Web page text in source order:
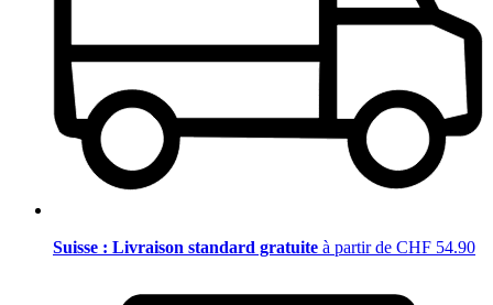
Suisse : Livraison standard gratuite à partir de CHF 54.90